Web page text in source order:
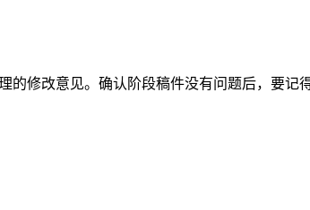
修改意见。确认阶段稿件没有问题后，要记